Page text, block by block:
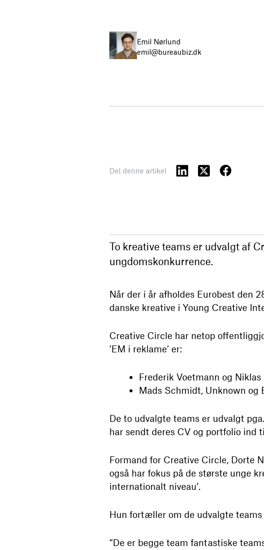
Emil Nørlund
emil@bureaubiz.dk
Del denne artikel
To kreative teams er udvalgt af
ungdomskonkurrence.
Når der i år afholdes Eurobest den
danske kreative i Young Creative
Creative Circle har netop
’EM i reklame’ er:
Frederik Voetmann og
Mads Schmidt, Unknown og
De to udvalgte teams er udvalgt
har sendt deres CV og portfolio ind
Formand for Creative Circle, Dorte
også har fokus på de største unge
internationalt niveau’.
Hun fortæller om de udvalgte
“De er begge team fantastiske